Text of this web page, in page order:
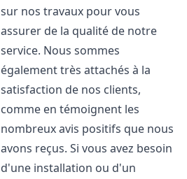
sur nos travaux pour vous
assurer de la qualité de notre
service. Nous sommes
également très attachés à la
satisfaction de nos clients,
comme en témoignent les
nombreux avis positifs que nous
avons reçus. Si vous avez besoin
d'une installation ou d'un